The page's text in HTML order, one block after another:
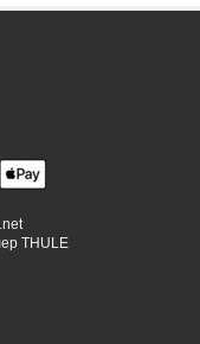
THULE